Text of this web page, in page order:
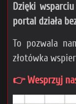
Dzięki wsparciu
portal działa
To pozwala
złotówka
👉 Wesprzyj